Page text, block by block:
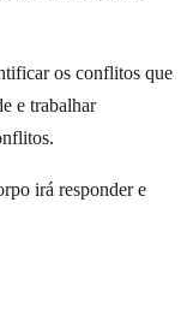
os conflitos que
e trabalhar
irá responder e
casa.
candidíase e